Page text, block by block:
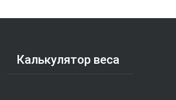
Калькулятор веса